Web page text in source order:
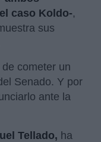
caso Koldo-,
sus
cometer un
Senado. Y por
ante la
Tellado, ha